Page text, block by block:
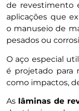
de revestimento
aplicações que
o manuseio de
pesados ou
O aço especial
é projetado para
como impactos,
As lâminas de